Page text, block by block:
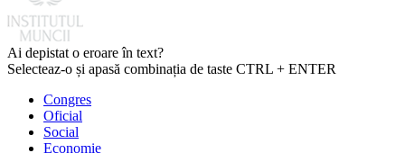
Ai depistat o eroare în text?
Selecteaz-o și apasă combinația de taste CTRL + ENTER
Congres
Oficial
Social
Economie